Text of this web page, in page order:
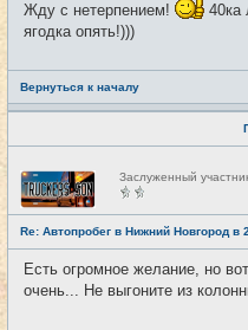
Жду с нетерпением!
40ка
ягодка опять!)))
Вернуться к началу
Н
е
в
с
е
т
и
Заслуженный
Re: Автопробег в Нижний Новгород в
Есть огромное желание, но
очень... Не выгоните из